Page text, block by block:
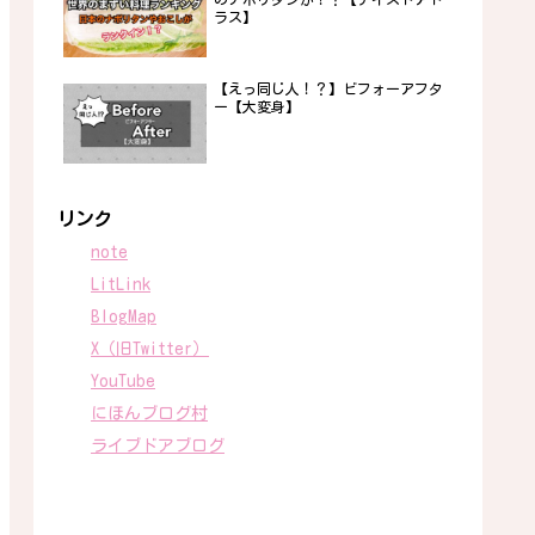
ラス】
【えっ同じ人！？】ビフォーアフタ
ー【大変身】
リンク
note
LitLink
BlogMap
X（旧Twitter）
YouTube
にほんブログ村
ライブドアブログ